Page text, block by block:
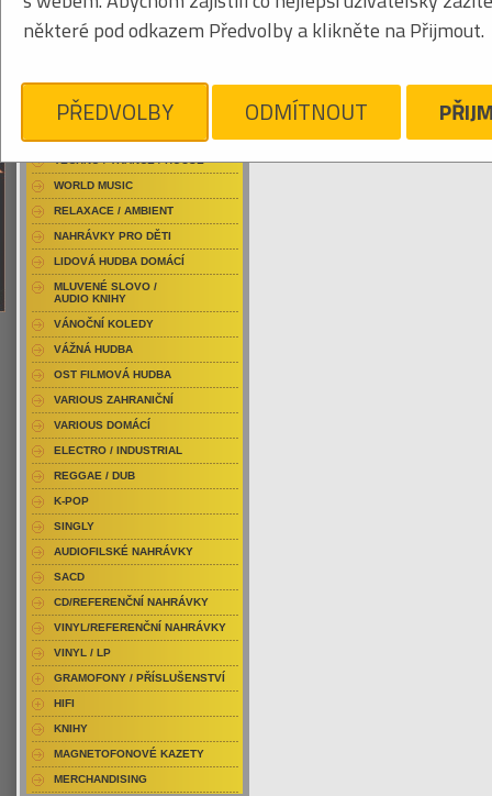
Je nám líto, ale pro daný žánr/kategorii
RAP / HIP HOP DOMÁCÍ
RAP / HIP HOP ZAHRANIČNÍ
DVD / HUDBA
PUNK / HARDCORE
TECHNO / TRANCE / HOUSE
WORLD MUSIC
RELAXACE / AMBIENT
NAHRÁVKY PRO DĚTI
LIDOVÁ HUDBA DOMÁCÍ
MLUVENÉ SLOVO /
AUDIO KNIHY
VÁNOČNÍ KOLEDY
VÁŽNÁ HUDBA
OST FILMOVÁ HUDBA
VARIOUS ZAHRANIČNÍ
VARIOUS DOMÁCÍ
ELECTRO / INDUSTRIAL
REGGAE / DUB
K-POP
SINGLY
AUDIOFILSKÉ NAHRÁVKY
SACD
CD/REFERENČNÍ NAHRÁVKY
VINYL/REFERENČNÍ NAHRÁVKY
VINYL / LP
GRAMOFONY / PŘÍSLUŠENSTVÍ
HIFI
KNIHY
MAGNETOFONOVÉ KAZETY
MERCHANDISING
některé pod odkazem Předvolby a klikněte na Přijmout.
PŘEDVOLBY ODMÍTNOUT